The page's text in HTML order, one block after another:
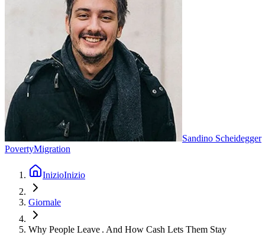
Sandino Scheidegger
PovertyMigration
InizioInizio
Giornale
Why People Leave . And How Cash Lets Them Stay